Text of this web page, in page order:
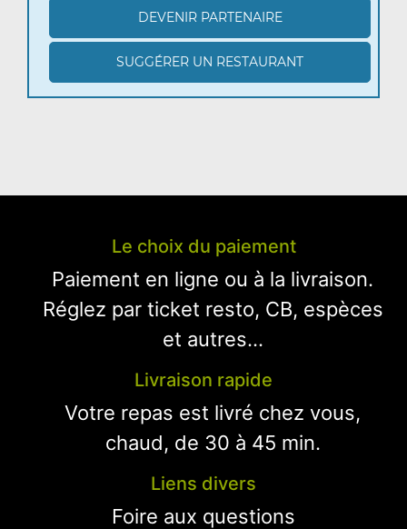
DEVENIR PARTENAIRE
SUGGÉRER UN RESTAURANT
Le choix du paiement
Paiement en ligne ou à la livraison.
Réglez par ticket resto, CB, espèces
et autres...
Livraison rapide
Votre repas est livré chez vous,
chaud, de 30 à 45 min.
Liens divers
Foire aux questions